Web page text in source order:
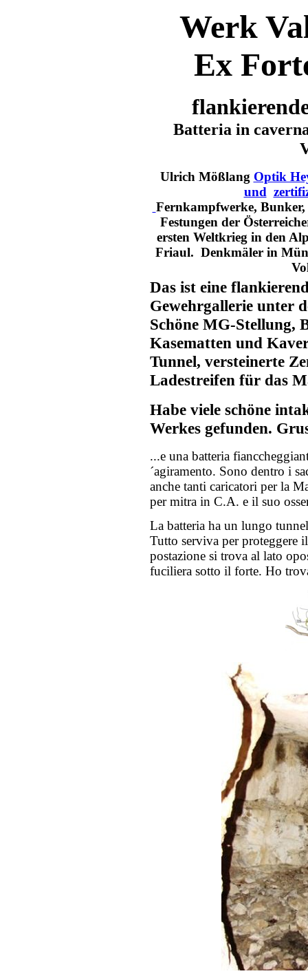
Werk
Ex
Batteria in
Ulrich Mößlang Optik
und
Fernkampfwerke,
Festungen der
ersten Weltkrieg in den
Friaul. Denkmäler in
Das ist eine
Gewehrgallerie unter
Schöne MG-Stellung,
Kasematten und
Tunnel, versteinerte
Ladestreifen für das
Habe viele schöne
Werkes gefunden.
...e una batteria
´agiramento. Sono dentro i
anche tanti caricatori per la
per mitra in C.A. e il suo
La batteria ha un lungo
Tutto serviva per proteggere
postazione si trova al lato
fuciliera sotto il forte. Ho